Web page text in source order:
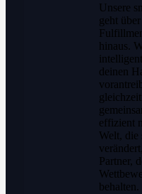
Unsere
geht
hinaus.
deinen
effizient
Welt, die
Partner,
behalten.